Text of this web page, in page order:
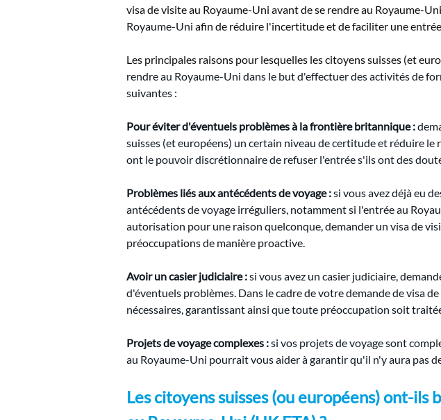
visa de visite au Royaume-Uni avant de se rendre au Royaume-
Royaume-Uni afin de réduire l'incertitude et de faciliter une
Les principales raisons pour lesquelles les citoyens suisses (et
rendre au Royaume-Uni dans le but d'effectuer des activités de
suivantes :
Pour éviter d'éventuels problèmes à la frontière britannique :
suisses (et européens) un certain niveau de certitude et réduire
ont le pouvoir discrétionnaire de refuser l'entrée s'ils ont des
Problèmes liés aux antécédents de voyage :si vous avez déjà eu
antécédents de voyage irréguliers, notamment si l'entrée au
autorisation pour une raison quelconque, demander un visa de
préoccupations de manière proactive.
Avoir un casier judiciaire :si vous avez un casier judiciaire,
d'éventuels problèmes. Dans le cadre de votre demande de visa
nécessaires, garantissant ainsi que toute préoccupation soit
Projets de voyage complexes :si vos projets de voyage sont
au Royaume-Uni pourrait vous aider à garantir qu'il n'y aura pas
Les citoyens suisses (ou européens) ont-